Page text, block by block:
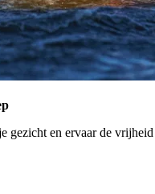
gezicht en ervaar de